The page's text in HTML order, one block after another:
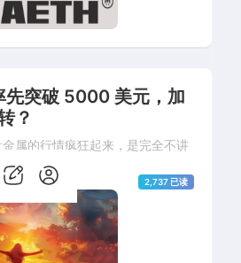
先突破 5000 美元，加
？
属的行情疯狂起来，是完全不讲
) 2,737 已读